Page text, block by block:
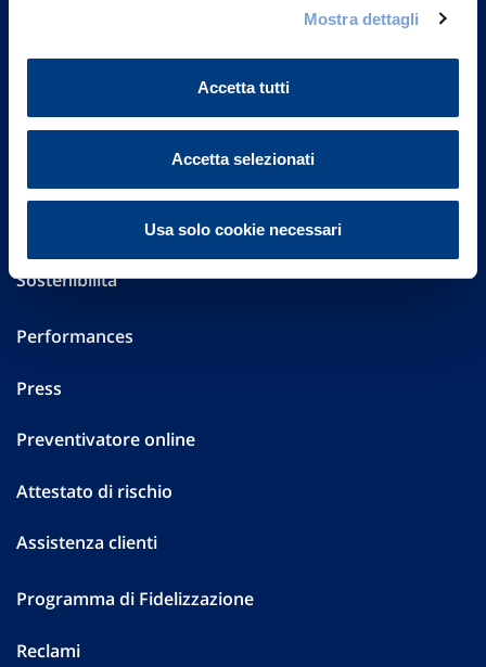
Mostra dettagli
Accetta tutti
Accetta selezionati
Usa solo cookie necessari
Governance
Altre informazioni
Sostenibilità
Performances
Press
Preventivatore online
Attestato di rischio
Assistenza clienti
Programma di Fidelizzazione
Reclami